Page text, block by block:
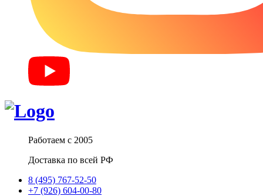
Работаем с 2005
Доставка по всей РФ
8 (495) 767-52-50
+7 (926) 604-00-80